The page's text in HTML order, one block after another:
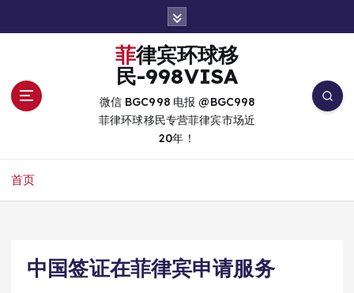
菲律宾环球移
民-998VISA
微信 BGC998 电报 @BGC998
菲律环球移民专营菲律宾市场近
20年！
首页
中国签证在菲律宾申请服务